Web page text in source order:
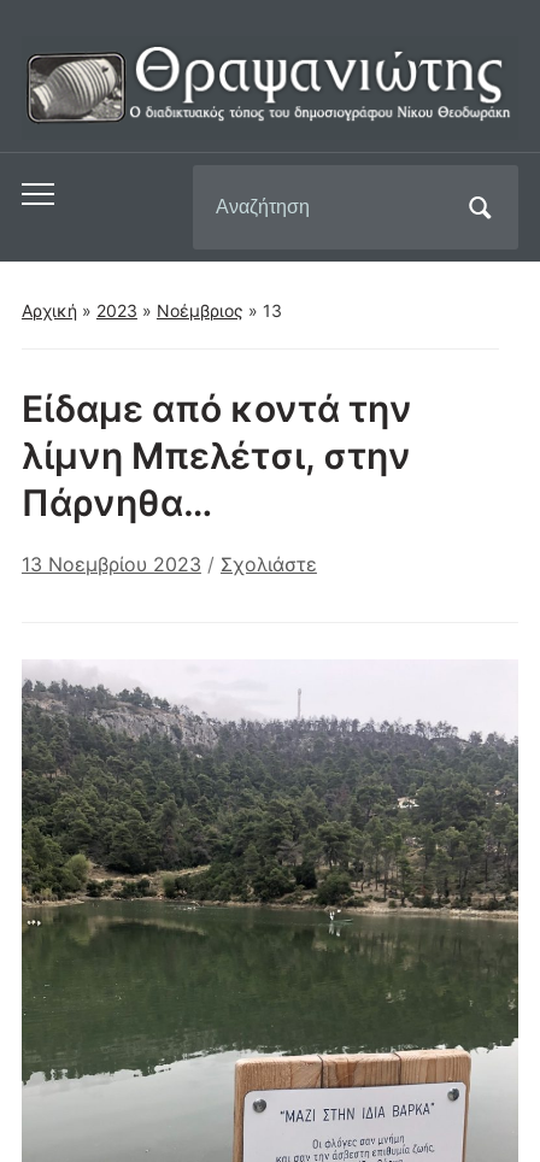
Εναλλαγή
μενού
για
για:
Αρχική » 2023 » Νοέμβριος » 13
Είδαμε από κοντά την
λίμνη Μπελέτσι, στην
Πάρνηθα…
13 Νοεμβρίου 2023 / Σχολιάστε